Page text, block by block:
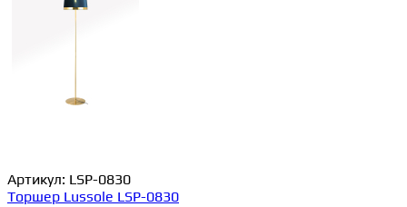
Артикул: LSP-0830
Торшер Lussole LSP-0830